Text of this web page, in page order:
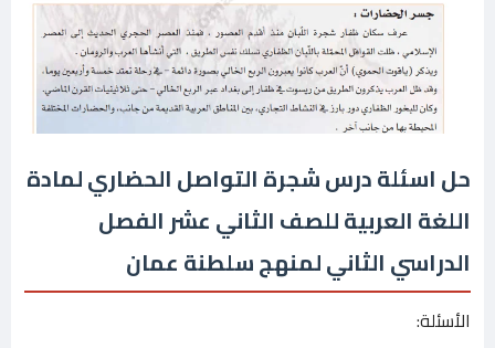
حل اسئلة درس شجرة التواصل الحضاري لمادة
اللغة العربية للصف الثاني عشر الفصل
الدراسي الثاني لمنهج سلطنة عمان
الأسئلة: